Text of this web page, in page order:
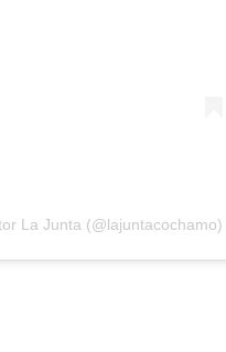
La Junta (@lajuntacochamo)